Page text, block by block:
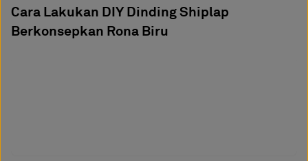
Cara Lakukan DIY Dinding Shiplap
Berkonsepkan Rona Biru